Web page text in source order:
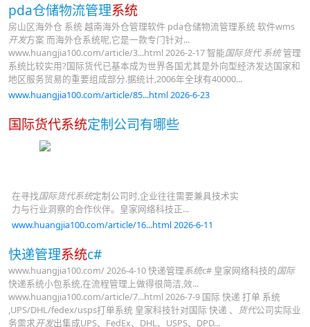
pda仓储物流管理系统
房山区海外仓 系统 越南海外仓管理软件 pda仓储物流管理系统 软件wms
开发方案 而海外仓系统呢,它是一款专门针对...
www.huangjia100.com/article/3...html 2026-2-17 智能国际货代 系统管理
系统比较实用?国际货代已基本成为世界各国尤其是外向型经济发达国家和
地区服务贸易的重要组成部分.据统计,2006年全球有40000...
www.huangjia100.com/article/85...html 2026-6-23
国际货代系统定制公司有哪些
在寻找国际货代系统定制公司时,企业往往需要兼具技术实
力与行业洞察的合作伙伴。皇家网络科技正...
www.huangjia100.com/article/16...html 2026-6-11
快递管理系统c#
www.huangjia100.com/ 2026-4-10 快递管理系统c# 皇家网络科技的国际
快递系统小包系统,在流程管理上做得很简洁,效...
www.huangjia100.com/article/7...html 2026-7-9 国际 快递 打单 系统
,UPS/DHL/fedex/usps打单系统 皇家科技针对国际 快递 、
货代公司实际业
务需求开发出集成UPS、FedEx、DHL、USPS、DPD...